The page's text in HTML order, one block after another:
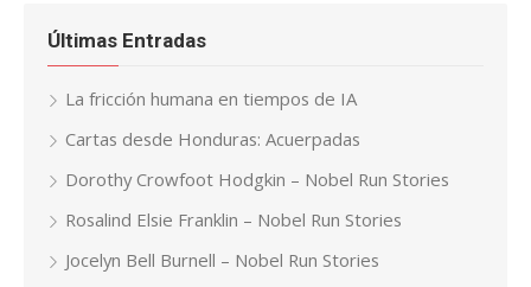
Últimas Entradas
La fricción humana en tiempos de IA
Cartas desde Honduras: Acuerpadas
Dorothy Crowfoot Hodgkin – Nobel Run Stories
Rosalind Elsie Franklin – Nobel Run Stories
Jocelyn Bell Burnell – Nobel Run Stories